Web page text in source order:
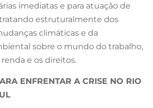
imediatas e para atuação de
estruturalmente dos
climáticas e da
sobre o mundo do trabalho,
e os direitos.
ENFRENTAR A CRISE NO RIO